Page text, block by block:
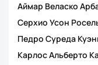
Аймар Веласко
Серхио Усон
Педро Суреда
Карлос Альберто